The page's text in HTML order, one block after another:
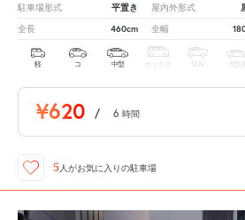
駐車場形式 平置き 屋内外形式
全長 460cm 全幅
軽 コ 中型 ボックス SUV 大型車
¥620 / 6 時間
5 人がお気に入りの駐車場